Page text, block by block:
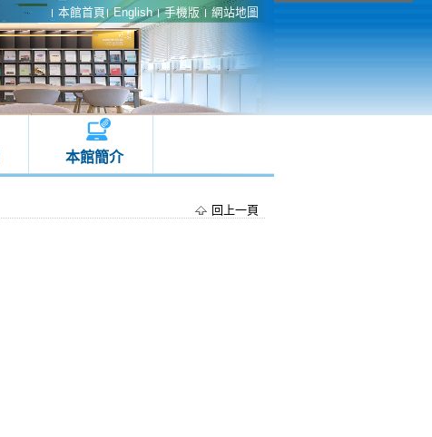
本館首頁 English 手機版 網站地圖
本館簡介
回上一頁